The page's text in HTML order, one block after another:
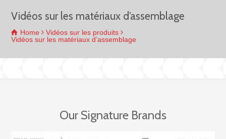
Vidéos sur les matériaux d’assemblage
Home
Vidéos sur les produits
Vidéos sur les matériaux d’assemblage
Our Signature Brands